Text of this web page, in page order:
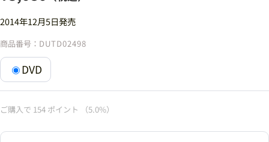
2014年12月5日発売
商品番号： DUTD02498
DVD
ご購入で 154 ポイント （5.0%）